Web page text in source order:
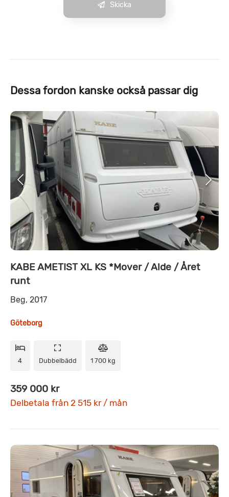
Skicka
Dessa fordon kanske också passar dig
KABE AMETIST XL KS *Mover / Alde / Året
runt
Beg, 2017
Göteborg
4 Dubbelbädd 1 700 kg
359 000 kr
Delbetala från 2 515 kr / mån